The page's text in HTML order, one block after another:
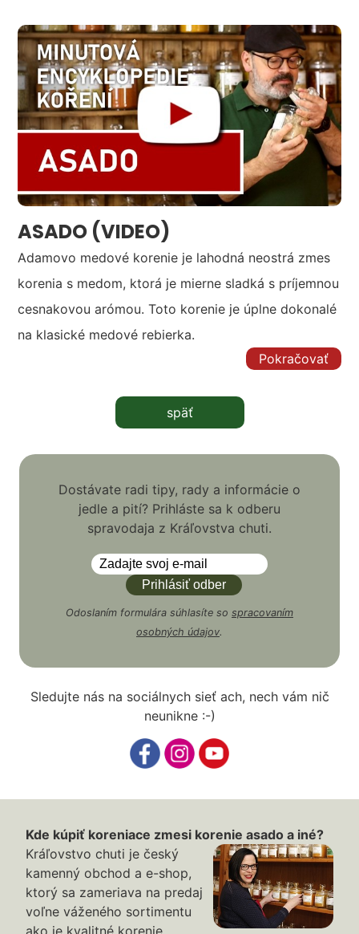
ASADO (VIDEO)
Adamovo medové korenie je lahodná neostrá zmes
korenia s medom, ktorá je mierne sladká s príjemnou
cesnakovou arómou. Toto korenie je úplne dokonalé
na klasické medové rebierka.
Pokračovať
späť
Dostávate radi tipy, rady a informácie o
jedle a pití? Prihláste sa k odberu
spravodaja z Kráľovstva chuti.
Odoslaním formulára súhlasíte so spracovaním
osobných údajov.
Sledujte nás na sociálnych sieť ach, nech vám nič
neunikne :-)
Kde kúpiť koreniace zmesi korenie asado a iné?
Kráľovstvo chuti je český
kamenný obchod a e-shop,
ktorý sa zameriava na predaj
voľne váženého sortimentu
ako je kvalitné korenie,